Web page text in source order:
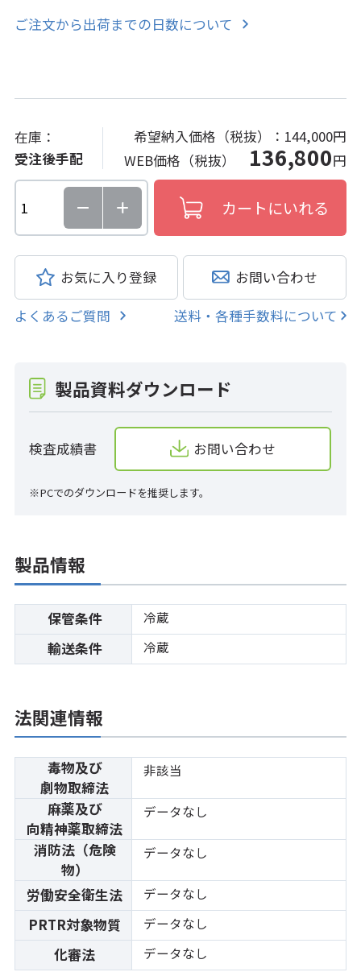
ご注文から出荷までの日数について
在庫：
受注後手配
希望納入価格（税抜）： 144,000円
WEB価格（税抜） 136,800円
お気に入り登録 お問い合わせ
よくあるご質問 送料・各種手数料について
製品資料ダウンロード
検査成績書 お問い合わせ
※PCでのダウンロードを推奨します。
製品情報
保管条件 冷蔵
輸送条件 冷蔵
法関連情報
毒物及び
劇物取締法
非該当
麻薬及び
向精神薬取締法
データなし
消防法（危険
物）
データなし
労働安全衛生法 データなし
PRTR対象物質 データなし
化審法 データなし